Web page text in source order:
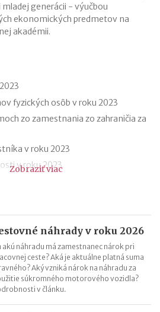
generácii - výučbou
ekonomických predmetov na
akadémii.
fyzických osôb v roku 2023
zo zamestnania zo zahraničia za
v roku 2023
v roku 2023
rok 2022 (v roku 2023)
2023
1.1.2023 – príklady
1.1.2023
Zobraziť viac
náhrady v roku 2026
akú náhradu má zamestnanec nárok pri
ceste? Aká je aktuálne platná suma
Aký vzniká nárok na náhradu za
súkromného motorového vozidla?
v článku.